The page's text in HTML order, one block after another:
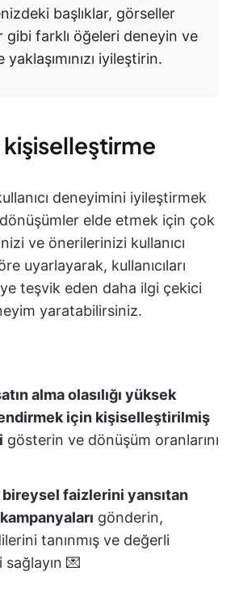
başlıklar, görseller
gibi farklı öğeleri deneyin ve
iyileştirin.
kişiselleştirme
deneyimini iyileştirmek
elde etmek için çok
ve önerilerinizi kullanıcı
uyarlayarak, kullanıcıları
teşvik eden daha ilgi çekici
yaratabilirsiniz.
alma olasılığı yüksek
için kişiselleştirilmiş
gösterin ve dönüşüm oranlarını
bireysel faizlerini yansıtan
gönderin,
tanınmış ve değerli
💌